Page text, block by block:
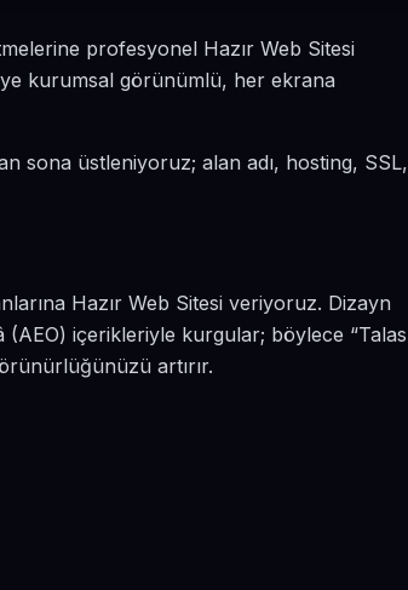
profesyonel Hazır Web Sitesi
kurumsal görünümlü, her ekrana
sona üstleniyoruz; alan adı, hosting, SSL,
Hazır Web Sitesi veriyoruz. Dizayn
(AEO) içerikleriyle kurgular; böylece “Talas
artırır.